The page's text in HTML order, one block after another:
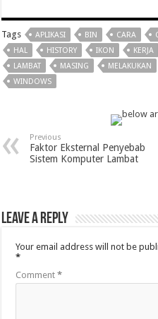
Tags APLIKASI BIN CARA
HAL
HISTORY IKON KERJA
LAMBAT
MASING MELAKUKAN
WINDOWS
Previous
Faktor Eksternal Penyebab
Sistem Komputer Lambat
Leave a Reply
Your email address will not be
*
Comment*